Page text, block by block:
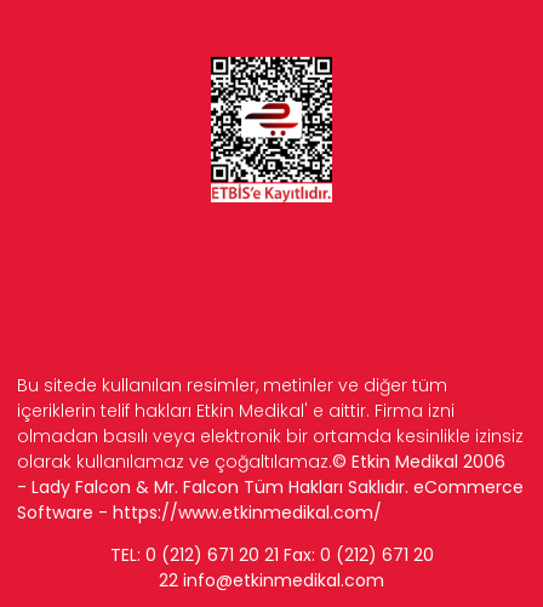
Bu sitede kullanılan resimler, metinler ve diğer tüm
içeriklerin telif hakları Etkin Medikal' e aittir. Firma izni
olmadan basılı veya elektronik bir ortamda kesinlikle izinsiz
olarak kullanılamaz ve çoğaltılamaz.© Etkin Medikal 2006
- Lady Falcon & Mr. Falcon Tüm Hakları Saklıdır. eCommerce
Software - https://www.etkinmedikal.com/
TEL: 0 (212) 671 20 21 Fax: 0 (212) 671 20
22 info@etkinmedikal.com